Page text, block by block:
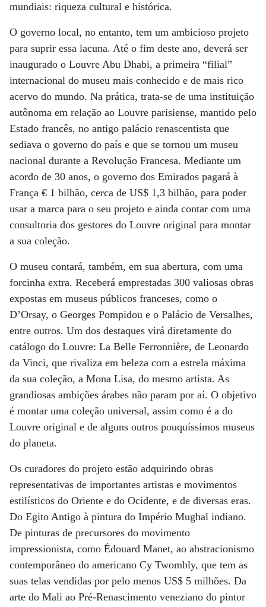
mundiais: riqueza cultural e histórica.
O governo local, no entanto, tem um ambicioso projeto
para suprir essa lacuna. Até o fim deste ano, deverá ser
inaugurado o Louvre Abu Dhabi, a primeira “filial”
internacional do museu mais conhecido e de mais rico
acervo do mundo. Na prática, trata-se de uma instituição
autônoma em relação ao Louvre parisiense, mantido pelo
Estado francês, no antigo palácio renascentista que
sediava o governo do país e que se tornou um museu
nacional durante a Revolução Francesa. Mediante um
acordo de 30 anos, o governo dos Emirados pagará à
França € 1 bilhão, cerca de US$ 1,3 bilhão, para poder
usar a marca para o seu projeto e ainda contar com uma
consultoria dos gestores do Louvre original para montar
a sua coleção.
O museu contará, também, em sua abertura, com uma
forcinha extra. Receberá emprestadas 300 valiosas obras
expostas em museus públicos franceses, como o
D’Orsay, o Georges Pompidou e o Palácio de Versalhes,
entre outros. Um dos destaques virá diretamente do
catálogo do Louvre: La Belle Ferronnière, de Leonardo
da Vinci, que rivaliza em beleza com a estrela máxima
da sua coleção, a Mona Lisa, do mesmo artista. As
grandiosas ambições árabes não param por aí. O objetivo
é montar uma coleção universal, assim como é a do
Louvre original e de alguns outros pouquíssimos museus
do planeta.
Os curadores do projeto estão adquirindo obras
representativas de importantes artistas e movimentos
estilísticos do Oriente e do Ocidente, e de diversas eras.
Do Egito Antigo à pintura do Império Mughal indiano.
De pinturas de precursores do movimento
impressionista, como Édouard Manet, ao abstracionismo
contemporâneo do americano Cy Twombly, que tem as
suas telas vendidas por pelo menos US$ 5 milhões. Da
arte do Mali ao Pré-Renascimento veneziano do pintor